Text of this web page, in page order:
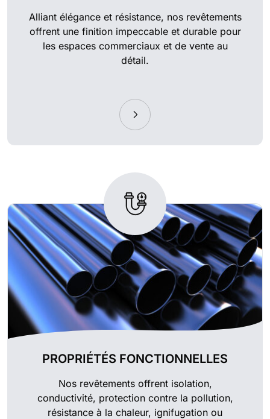
Alliant élégance et résistance, nos revêtements
offrent une finition impeccable et durable pour
les espaces commerciaux et de vente au
détail.
PROPRIÉTÉS FONCTIONNELLES
Nos revêtements offrent isolation,
conductivité, protection contre la pollution,
résistance à la chaleur, ignifugation ou